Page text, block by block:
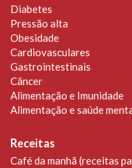
Diabetes
Pressão alta
Obesidade
Cardiovasculares
Gastrointestinais
Câncer
Alimentação e Imunidade
Alimentação e saúde
Receitas
Café da manhã (receitas